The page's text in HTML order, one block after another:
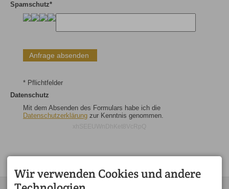
Spamschutz*
* Pflichtfelder
Datenschutz
Mit dem Absenden des Formulars habe ich die
Datenschutzerklärung zur Kenntnis genommen.
Wir verwenden Cookies und andere